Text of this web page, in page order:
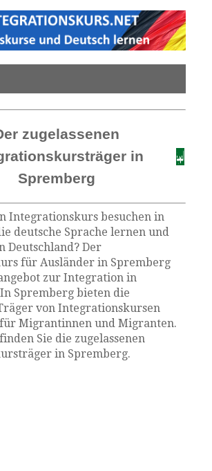
zugelassenen
in
Spremberg
Integrationskurs besuchen in
deutsche Sprache lernen und
Deutschland? Der
für Ausländer in Spremberg
zur Integration in
Spremberg bieten die
von Integrationskursen
Migrantinnen und Migranten.
Sie die zugelassenen
in Spremberg.